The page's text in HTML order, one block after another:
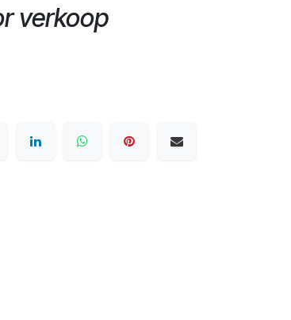
verkoop